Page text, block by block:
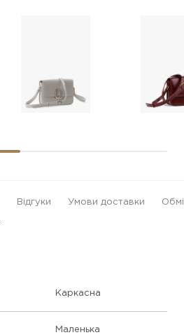
Відгуки Умови доставки
Каркасна
Маленька